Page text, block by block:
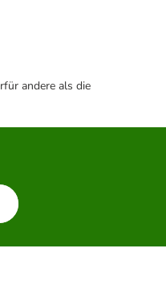
andere als die